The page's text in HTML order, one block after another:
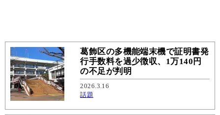
葛飾区の多機能端末機で証明書発
行手数料を過少徴収、1万140円
の不足が判明
2026.3.16
話題